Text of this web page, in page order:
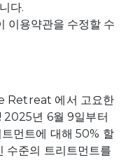
다.
이용약관을 수정할 수
Retreat 에서 고요한
2025년 6월 9일부터
먼트에 대해 50% 할
수준의 트리트먼트를